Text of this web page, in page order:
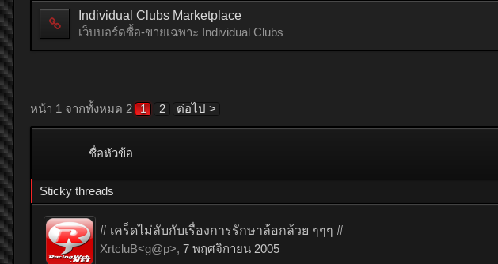
Individual Clubs Marketplace
เว็บบอร์ดซื้อ-ขายเฉพาะ Individual Clubs
หน้า 1 จากทั้งหมด 2 1 2 ต่อไป >
ชื่อหัวข้อ
Sticky threads
# เคร็ดไม่ลับกับเรื่องการรักษาล้อกล้วย ๆๆๆ #
XrtcluB<g@p>, 7 พฤศจิกายน 2005